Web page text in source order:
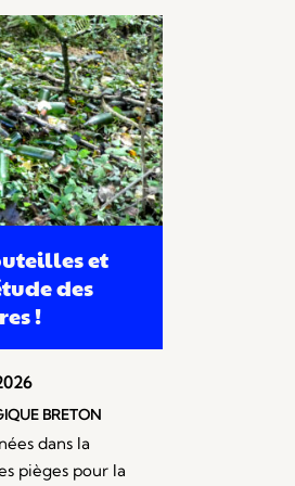
et
des
!
BRETON
dans la
pièges pour la